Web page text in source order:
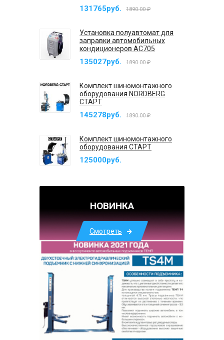
131765руб. 1890.00 ₽
Установка полуавтомат для
заправки автомобильных
кондиционеров AC705
135027руб. 1890.00 ₽
Комплект шиномонтажного
оборудования NORDBERG
СТАРТ
145278руб. 1890.00 ₽
Комплект шиномонтажного
оборудования СТАРТ
125000руб.
НОВИНКА
Смотреть